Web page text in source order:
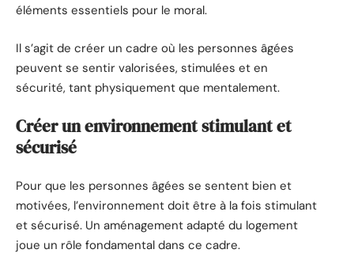
éléments essentiels pour le moral.
Il s’agit de créer un cadre où les personnes âgées
peuvent se sentir valorisées, stimulées et en
sécurité, tant physiquement que mentalement.
Créer un environnement stimulant et
sécurisé
Pour que les personnes âgées se sentent bien et
motivées, l’environnement doit être à la fois stimulant
et sécurisé. Un aménagement adapté du logement
joue un rôle fondamental dans ce cadre.